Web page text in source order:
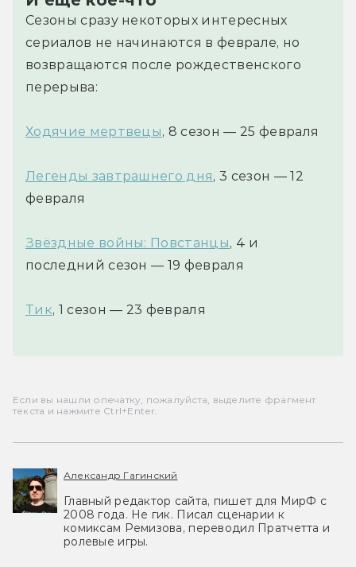
Сезоны сразу некоторых интересных
сериалов не начинаются в феврале, но
возвращаются после рождественского
перерыва:
Ходячие мертвецы, 8 сезон — 25 февраля
Легенды завтрашнего дня, 3 сезон — 12
февраля
Звёздные войны: Повстанцы, 4 и
последний сезон — 19 февраля
Тик, 1 сезон — 23 февраля
Если вы нашли опечатку, пожалуйста, выделите фрагмент
текста и нажмите Ctrl+Enter.
Александр Гагинский
Главный редактор сайта, пишет для МирФ с
2008 года. Не гик. Писал сценарии к
комиксам Ремизова, переводил Пратчетта и
ролевые игры.